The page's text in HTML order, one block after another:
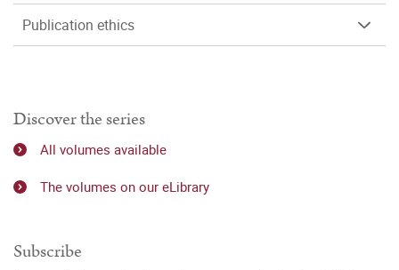
Publication ethics
Discover the series
All volumes available
The volumes on our eLibrary
Subscribe